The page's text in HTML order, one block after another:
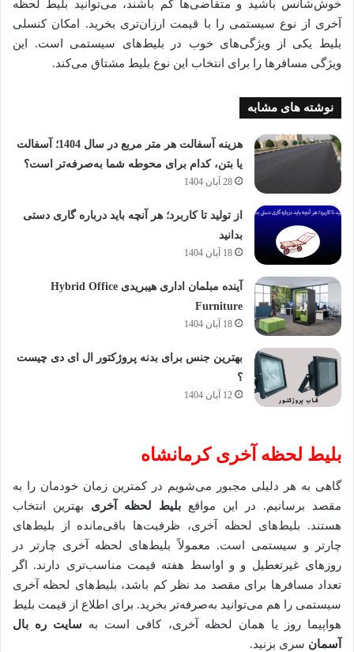
خوش‌شانس باشید و متقاضی‌ها کم باشند، می‌توانید بلیط لحظه
آخری از نوع سیستمی را با قیمت ارزان‌تری بخرید. امکان کنسلی
بلیط یکی از ویژگی‌های خوب در بلیط‌های سیستمی است. این
ویژگی مسافرها را برای انتخاب این نوع بلیط مشتاق می‌کند.
نوشته های مشابه
هزینه آسفالت هر متر مربع در سال 1404؛ آسفالت
یا بتن، کدام برای محوطه شما به‌صرفه‌تر است؟
28 آبان 1404
از تولید تا کاربرد؛ هر آنچه باید درباره گاری دستی
بدانید
18 آبان 1404
آینده مبلمان اداری هیبریدی Hybrid Office
Furniture
18 آبان 1404
بهترین جنس برای بدنه پروژکتور ال ای دی چیست
؟
12 آبان 1404
بلیط لحظه آخری کرمانشاه
گاهی به هر دلیلی مجبور می‌شویم در کمترین زمان خودمان را به
مقصد برسانیم. در این مواقع بلیط‌ لحظه آخری بهترین انتخاب
هستند. بلیط‌های لحظه آخری، ظرفیت‌ها باقی‌مانده از بلیط‌های
چارتر و سیستمی است. معمولاً بلیط‌های لحظه آخری چارتر در
روزهای غیرتعطیل و و اواسط هفته قیمت مناسب‌تری دارند. اگر
تعداد مسافرها برای مقصد مد نظر کم باشد، بلیط‌های لحظه آخری
سیستمی را هم می‌توانید به‌صرفه‌تر بخرید. برای اطلاع از قیمت بلیط‌
هواپیما روز یا همان لحظه آخری، کافی است به سایت ره بال
آسمان سری بزنید.